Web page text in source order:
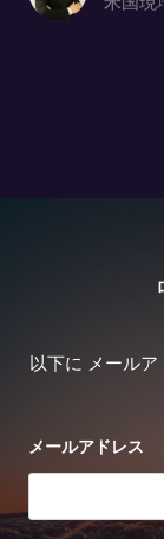
以下に メール
メールアドレス